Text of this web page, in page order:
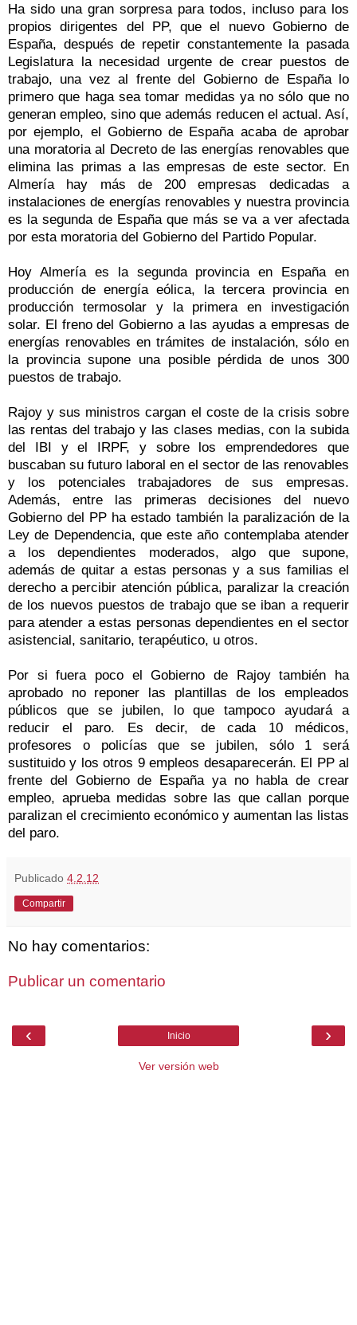
Ha sido una gran sorpresa para todos, incluso para los
propios dirigentes del PP, que el nuevo Gobierno de
España, después de repetir constantemente la pasada
Legislatura la necesidad urgente de crear puestos de
trabajo, una vez al frente del Gobierno de España lo
primero que haga sea tomar medidas ya no sólo que no
generan empleo, sino que además reducen el actual. Así,
por ejemplo, el Gobierno de España acaba de aprobar
una moratoria al Decreto de las energías renovables que
elimina las primas a las empresas de este sector. En
Almería hay más de 200 empresas dedicadas a
instalaciones de energías renovables y nuestra provincia
es la segunda de España que más se va a ver afectada
por esta moratoria del Gobierno del Partido Popular.
Hoy Almería es la segunda provincia en España en
producción de energía eólica, la tercera provincia en
producción termosolar y la primera en investigación
solar. El freno del Gobierno a las ayudas a empresas de
energías renovables en trámites de instalación, sólo en
la provincia supone una posible pérdida de unos 300
puestos de trabajo.
Rajoy y sus ministros cargan el coste de la crisis sobre
las rentas del trabajo y las clases medias, con la subida
del IBI y el IRPF, y sobre los emprendedores que
buscaban su futuro laboral en el sector de las renovables
y los potenciales trabajadores de sus empresas.
Además, entre las primeras decisiones del nuevo
Gobierno del PP ha estado también la paralización de la
Ley de Dependencia, que este año contemplaba atender
a los dependientes moderados, algo que supone,
además de quitar a estas personas y a sus familias el
derecho a percibir atención pública, paralizar la creación
de los nuevos puestos de trabajo que se iban a requerir
para atender a estas personas dependientes en el sector
asistencial, sanitario, terapéutico, u otros.
Por si fuera poco el Gobierno de Rajoy también ha
aprobado no reponer las plantillas de los empleados
públicos que se jubilen, lo que tampoco ayudará a
reducir el paro. Es decir, de cada 10 médicos,
profesores o policías que se jubilen, sólo 1 será
sustituido y los otros 9 empleos desaparecerán. El PP al
frente del Gobierno de España ya no habla de crear
empleo, aprueba medidas sobre las que callan porque
paralizan el crecimiento económico y aumentan las listas
del paro.
Publicado 4.2.12
Compartir
No hay comentarios:
Publicar un comentario
‹ ›
Inicio
Ver versión web